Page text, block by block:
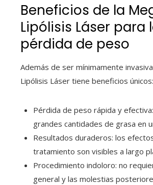
Beneficios de la
Lipólisis Láser para
pérdida de peso
Además de ser mínimamente
Lipólisis Láser tiene beneficios únicos:
Pérdida de peso rápida y
grandes cantidades de grasa en
Resultados duraderos: los
tratamiento son visibles a largo
Procedimiento indoloro: no
general y las molestias